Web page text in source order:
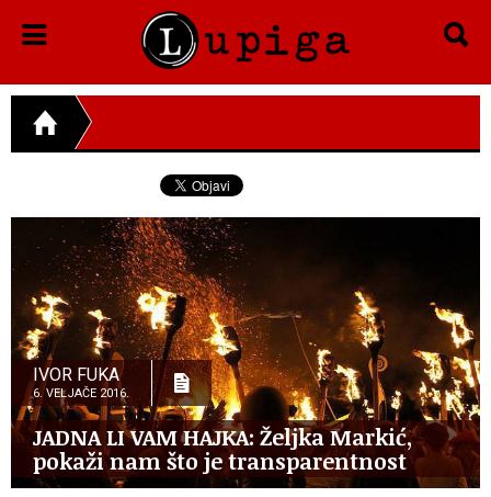
IVOR FUKA
6. VELJAČE 2016.
JADNA LI VAM HAJKA: Željka Markić,
pokaži nam što je transparentnost